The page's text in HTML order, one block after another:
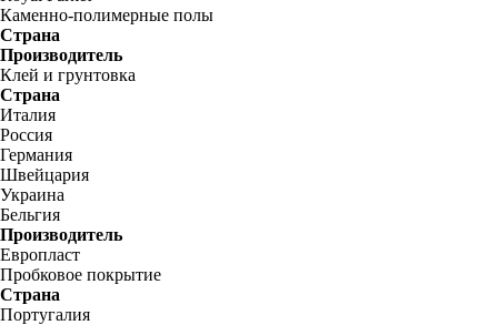
Каменно-полимерные полы
Страна
Производитель
Клей и грунтовка
Страна
Италия
Россия
Германия
Швейцария
Украина
Бельгия
Производитель
Европласт
Пробковое покрытие
Страна
Португалия